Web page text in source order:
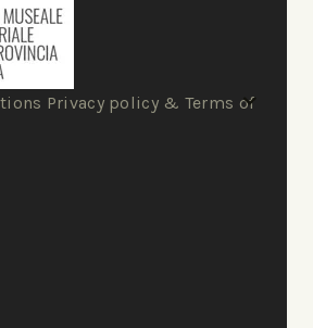
Privacy policy & Terms of